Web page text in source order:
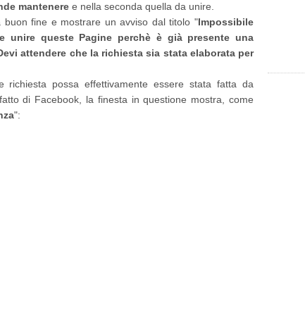
mantenere e nella seconda quella da unire.
fine e mostrare un avviso dal titolo "Impossibile
unire queste Pagine perchè è già presente una
attendere che la richiesta sia stata elaborata per
richiesta possa effettivamente essere stata fatta da
di Facebook, la finesta in questione mostra, come
":